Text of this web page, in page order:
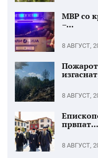
МВР со
–...
8 АВГУСТ,
Пожарот
8 АВГУСТ,
првпат...
8 АВГУСТ,